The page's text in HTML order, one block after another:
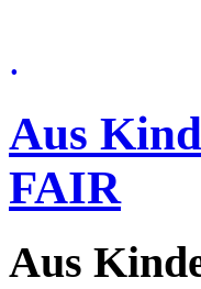
.
Aus
FAIR
Aus